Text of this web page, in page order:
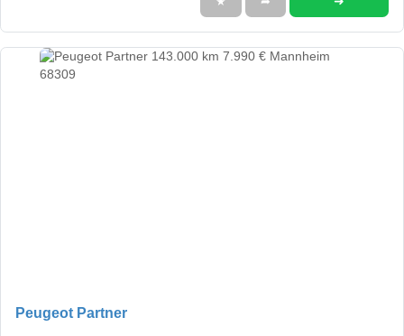
Peugeot Partner